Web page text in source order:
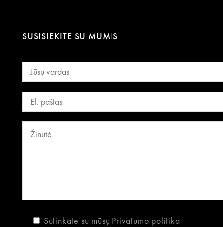
SUSISIEKITE SU MUMIS
Sutinkate su mūsų Privatumo politika